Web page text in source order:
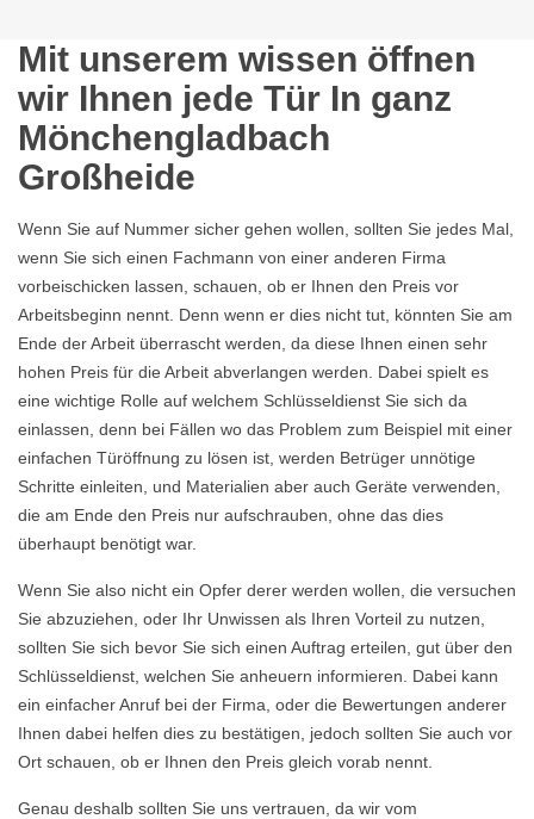
Mit unserem wissen öffnen
wir Ihnen jede Tür In ganz
Mönchengladbach
Großheide
Wenn Sie auf Nummer sicher gehen wollen, sollten Sie jedes Mal,
wenn Sie sich einen Fachmann von einer anderen Firma
vorbeischicken lassen, schauen, ob er Ihnen den Preis vor
Arbeitsbeginn nennt. Denn wenn er dies nicht tut, könnten Sie am
Ende der Arbeit überrascht werden, da diese Ihnen einen sehr
hohen Preis für die Arbeit abverlangen werden. Dabei spielt es
eine wichtige Rolle auf welchem Schlüsseldienst Sie sich da
einlassen, denn bei Fällen wo das Problem zum Beispiel mit einer
einfachen Türöffnung zu lösen ist, werden Betrüger unnötige
Schritte einleiten, und Materialien aber auch Geräte verwenden,
die am Ende den Preis nur aufschrauben, ohne das dies
überhaupt benötigt war.
Wenn Sie also nicht ein Opfer derer werden wollen, die versuchen
Sie abzuziehen, oder Ihr Unwissen als Ihren Vorteil zu nutzen,
sollten Sie sich bevor Sie sich einen Auftrag erteilen, gut über den
Schlüsseldienst, welchen Sie anheuern informieren. Dabei kann
ein einfacher Anruf bei der Firma, oder die Bewertungen anderer
Ihnen dabei helfen dies zu bestätigen, jedoch sollten Sie auch vor
Ort schauen, ob er Ihnen den Preis gleich vorab nennt.
Genau deshalb sollten Sie uns vertrauen, da wir vom